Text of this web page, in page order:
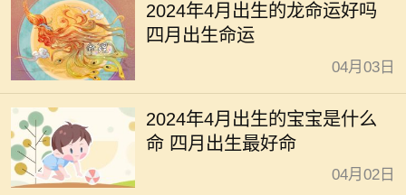
2024年4月出生的龙命运好吗
四月出生命运
04月03日
2024年4月出生的宝宝是什么
命 四月出生最好命
04月02日